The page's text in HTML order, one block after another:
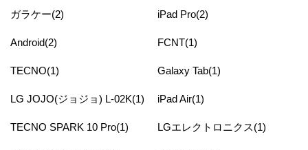
ガラケー(2) iPad Pro(2)
Android(2) FCNT(1)
TECNO(1) Galaxy Tab(1)
LG JOJO(ジョジョ) L-02K(1) iPad Air(1)
TECNO SPARK 10 Pro(1) LGエレクトロニクス(1)